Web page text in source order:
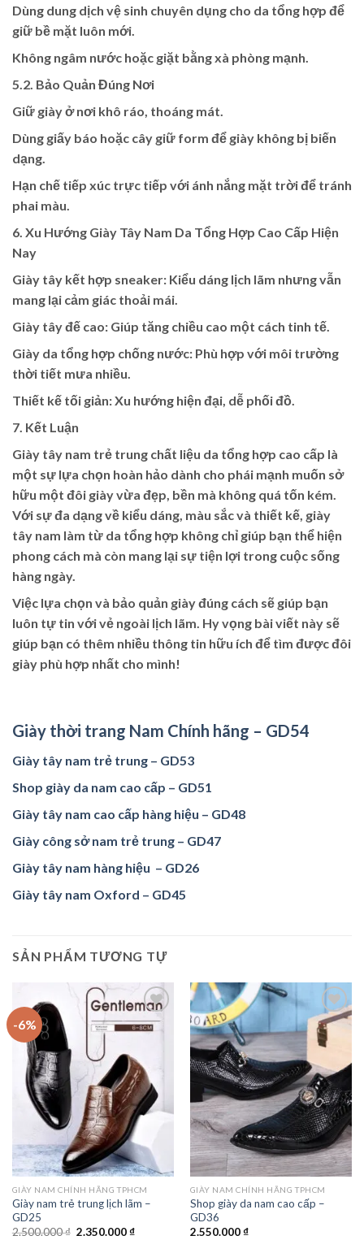
Dùng dung dịch vệ sinh chuyên dụng cho da tổng hợp để
giữ bề mặt luôn mới.
Không ngâm nước hoặc giặt bằng xà phòng mạnh.
5.2. Bảo Quản Đúng Nơi
Giữ giày ở nơi khô ráo, thoáng mát.
Dùng giấy báo hoặc cây giữ form để giày không bị biến
dạng.
Hạn chế tiếp xúc trực tiếp với ánh nắng mặt trời để tránh
phai màu.
6. Xu Hướng Giày Tây Nam Da Tổng Hợp Cao Cấp Hiện
Nay
Giày tây kết hợp sneaker: Kiểu dáng lịch lãm nhưng vẫn
mang lại cảm giác thoải mái.
Giày tây đế cao: Giúp tăng chiều cao một cách tinh tế.
Giày da tổng hợp chống nước: Phù hợp với môi trường
thời tiết mưa nhiều.
Thiết kế tối giản: Xu hướng hiện đại, dễ phối đồ.
7. Kết Luận
Giày tây nam trẻ trung chất liệu da tổng hợp cao cấp là
một sự lựa chọn hoàn hảo dành cho phái mạnh muốn sở
hữu một đôi giày vừa đẹp, bền mà không quá tốn kém.
Với sự đa dạng về kiểu dáng, màu sắc và thiết kế, giày
tây nam làm từ da tổng hợp không chỉ giúp bạn thể hiện
phong cách mà còn mang lại sự tiện lợi trong cuộc sống
hàng ngày.
Việc lựa chọn và bảo quản giày đúng cách sẽ giúp bạn
luôn tự tin với vẻ ngoài lịch lãm. Hy vọng bài viết này sẽ
giúp bạn có thêm nhiều thông tin hữu ích để tìm được đôi
giày phù hợp nhất cho mình!
Giày thời trang Nam Chính hãng – GD54
Giày tây nam trẻ trung – GD53
Shop giày da nam cao cấp – GD51
Giày tây nam cao cấp hàng hiệu – GD48
Giày công sở nam trẻ trung – GD47
Giày tây nam hàng hiệu – GD26
Giày tây nam Oxford – GD45
SẢN PHẨM TƯƠNG TỰ
-6%
wishlist
GIÀY NAM CHÍNH HÃNG TPHCM
Giày nam trẻ trung lịch lãm –
GD25
2.500.000₫ Giá
2.350.000₫Giá
Add to
wishlist
GIÀY NAM CHÍNH HÃNG TPHCM
Shop giày da nam cao cấp –
GD36
2.550.000₫